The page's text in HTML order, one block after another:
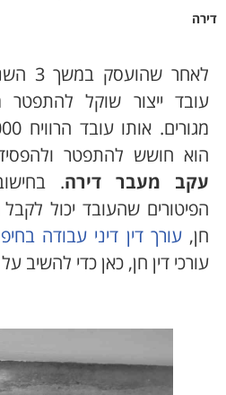
לאחר
ייצור שוקל להתפטר
חושש להתפטר
מעבר דירה. בחישוב
עורך דין דיני עבודה בחיפה,
דין חן, כאן כדי להשיב על